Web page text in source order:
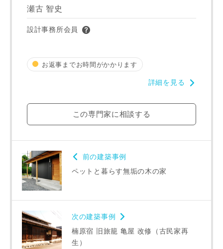
写真を拡大する
瀬古 智史
設計事務所会員
お返事までお時間がかかります
詳細を見る
この専門家に相談する
前の建築事例
ペットと暮らす無垢の木の家
次の建築事例
楠原宿 旧旅籠 亀屋 改修（古民家再
生）